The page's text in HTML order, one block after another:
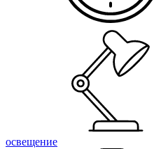
освещение